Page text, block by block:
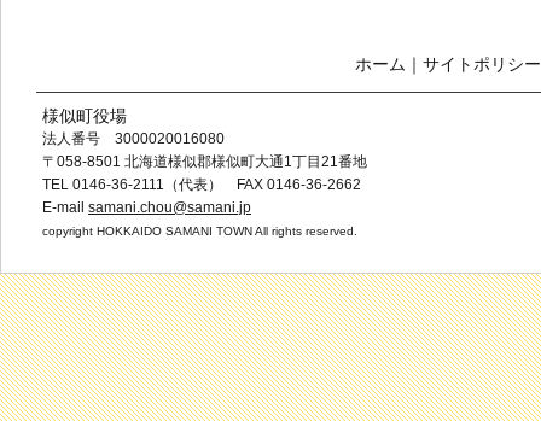
ホーム ｜ サイトポリシー
様似町役場
法人番号 3000020016080
〒058-8501 北海道様似郡様似町大通1丁目21番地
TEL 0146-36-2111（代表） FAX 0146-36-2662
E-mail samani.chou@samani.jp
copyright HOKKAIDO SAMANI TOWN All rights reserved.